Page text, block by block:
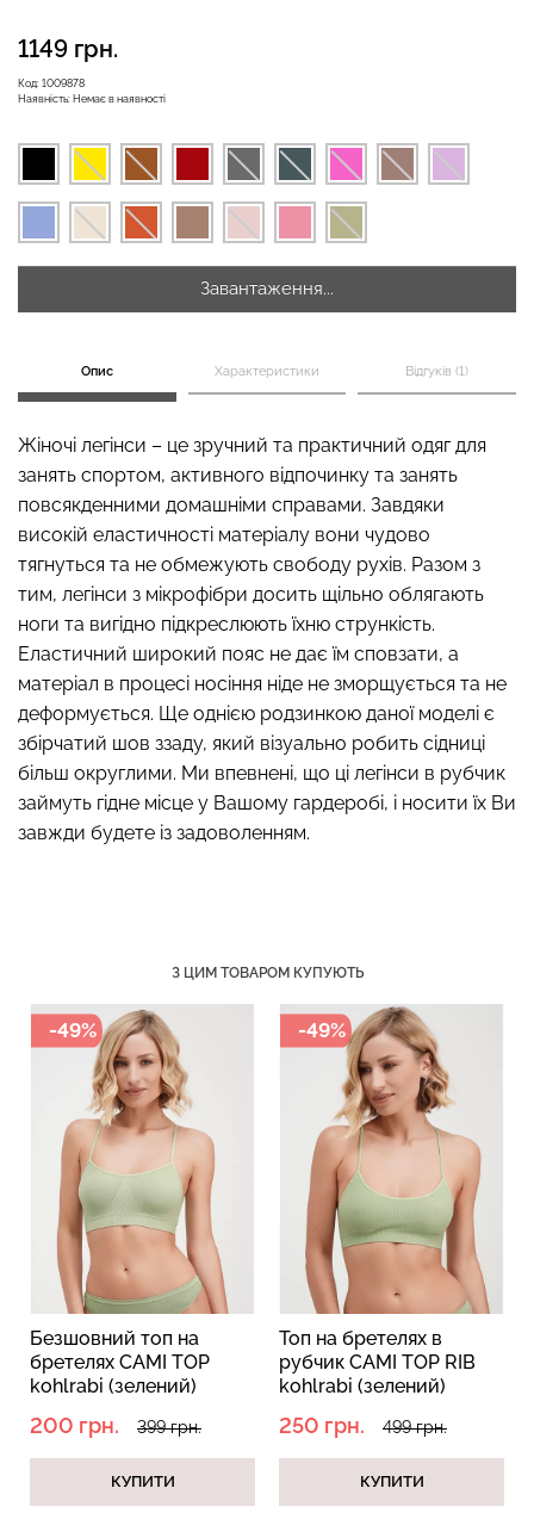
Код: 1009878
Наявність: Немає в наявності
1149 грн.
Завантаження...
Опис Характеристики Відгуків (1)
Жіночі легінси – це зручний та практичний одяг для
занять спортом, активного відпочинку та занять
повсякденними домашніми справами. Завдяки
високій еластичності матеріалу вони чудово
тягнуться та не обмежують свободу рухів. Разом з
тим, легінси з мікрофібри досить щільно облягають
ноги та вигідно підкреслюють їхню стрункість.
Еластичний широкий пояс не дає їм сповзати, а
матеріал в процесі носіння ніде не зморщується та не
деформується. Ще однією родзинкою даної моделі є
збірчатий шов ззаду, який візуально робить сідниці
більш округлими. Ми впевнені, що ці легінси в рубчик
займуть гідне місце у Вашому гардеробі, і носити їх Ви
завжди будете із задоволенням.
З ЦИМ ТОВАРОМ КУПУЮТЬ
-49%
Безшовний топ на
бретелях CAMI TOP
kohlrabi (зелений)
200 грн. 399 грн.
КУПИТИ
-49%
Топ на бретелях в
рубчик CAMI TOP RIB
kohlrabi (зелений)
250 грн. 499 грн.
КУПИТИ
Безшовні стрінги STRING
BRIEFS (чорний) Giulia
179 грн. 299 грн.
корекцією BRA
SHAPEWEAR nude
(бежевий) Giulia
489 грн.699 грн.
Безшовні труси хіпстери
HIPSTER BRIEFS
(бежевий) Giulia
230 грн.329 грн.
Топ на бретелях в рубчик
CAMI TOP RIB white (білий)
Giulia
299 грн.499 грн.